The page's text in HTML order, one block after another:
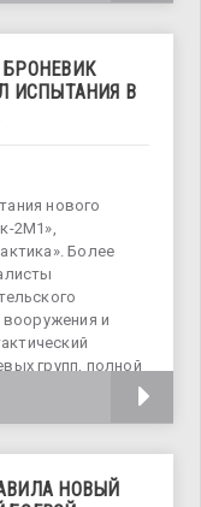
ИСПЫТАНИЯ В
нового
2М1»,
Более
вооружения и
групп, полной
НОВЫЙ